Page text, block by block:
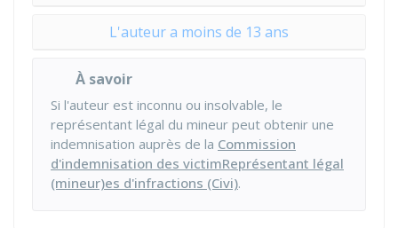
L'auteur a moins de 13 ans
À savoir
Si l'auteur est inconnu ou insolvable, le
représentant légal du mineur peut obtenir une
indemnisation auprès de la Commission
d'indemnisation des victimReprésentant légal
(mineur)es d'infractions (Civi).